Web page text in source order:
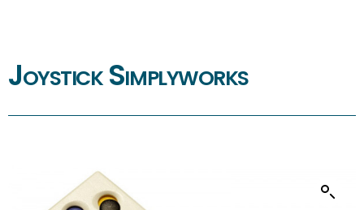
Joystick Simplyworks